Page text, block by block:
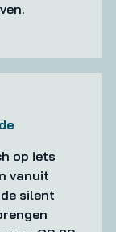
op iets
vanuit
silent